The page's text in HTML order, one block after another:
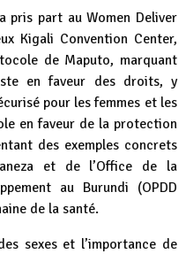
pris part au Women Deliver
Kigali Convention Center,
de Maputo, marquant
en faveur des droits, y
pour les femmes et les
en faveur de la protection
des exemples concrets
et de l’Office de la
au Burundi (OPDD
de la santé.
sexes et l’importance de